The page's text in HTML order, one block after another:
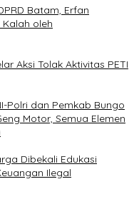
Batam, Erfan
oleh
Aksi Tolak Aktivitas PETI
Polri dan Pemkab Bungo
Motor, Semua Elemen
Dibekali Edukasi
Ilegal